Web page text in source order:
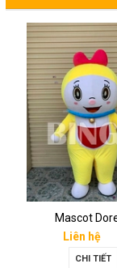
Mascot
Liên hệ
CHI TIẾT